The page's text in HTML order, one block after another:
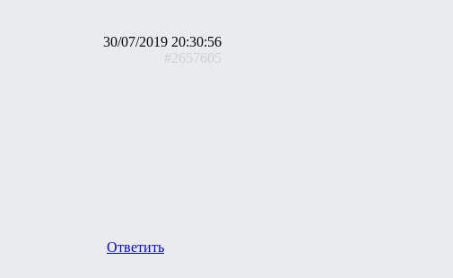
30/07/2019 20:30:56
#2657605
Ответить